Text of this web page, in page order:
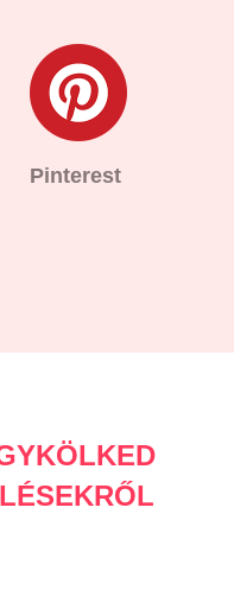
Pinterest